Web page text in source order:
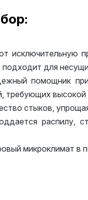
для
помощник при
требующих высокой
стыков,
распилу,
микроклимат в